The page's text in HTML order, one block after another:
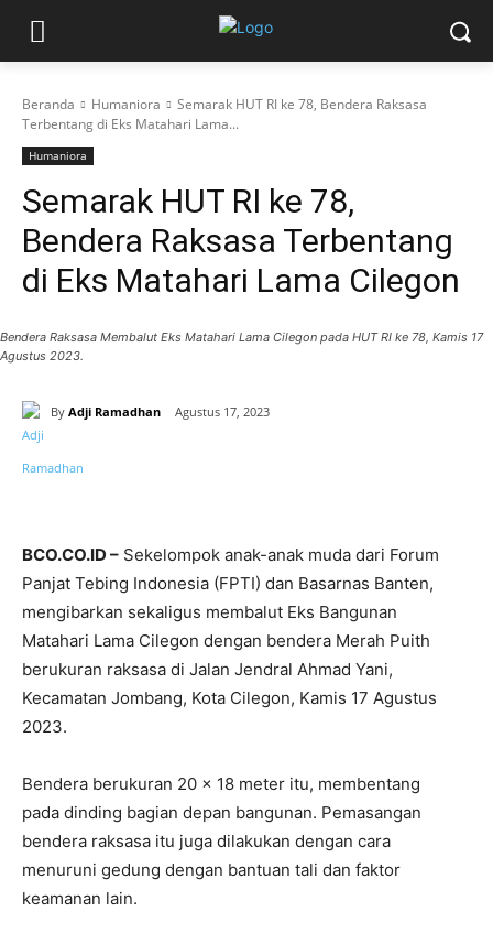
Beranda Humaniora
Semarak HUT RI ke 78, Bendera Raksasa
Terbentang di Eks Matahari Lama...
Humaniora
Semarak HUT RI ke 78,
Bendera Raksasa Terbentang
di Eks Matahari Lama Cilegon
Bendera Raksasa Membalut Eks Matahari Lama Cilegon pada HUT RI ke 78, Kamis 17
Agustus 2023.
By Adji Ramadhan Agustus 17, 2023
BCO.CO.ID – Sekelompok anak-anak muda dari Forum
Panjat Tebing Indonesia (FPTI) dan Basarnas Banten,
mengibarkan sekaligus membalut Eks Bangunan
Matahari Lama Cilegon dengan bendera Merah Puith
berukuran raksasa di Jalan Jendral Ahmad Yani,
Kecamatan Jombang, Kota Cilegon, Kamis 17 Agustus
2023.
Bendera berukuran 20 x 18 meter itu, membentang
pada dinding bagian depan bangunan. Pemasangan
bendera raksasa itu juga dilakukan dengan cara
menuruni gedung dengan bantuan tali dan faktor
keamanan lain.